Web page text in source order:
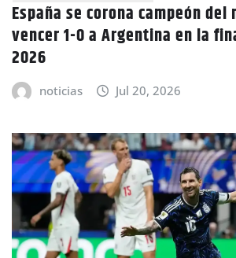
España se corona campeón del
vencer 1-0 a Argentina en la
2026
noticias Jul 20, 2026